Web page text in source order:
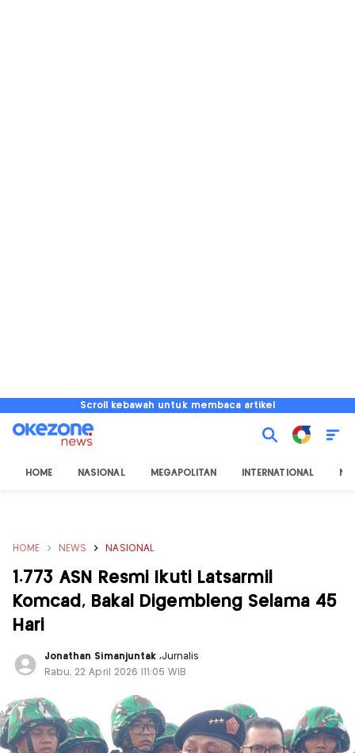
Scroll kebawah untuk membaca artikel
HOME NASIONAL MEGAPOLITAN INTERNATIONAL
HOME NEWS NASIONAL
1.773 ASN Resmi Ikuti Latsarmil
Komcad, Bakal Digembleng Selama 45
Hari
Jonathan Simanjuntak,Jurnalis
Rabu, 22 April 2026 |11:05 WIB